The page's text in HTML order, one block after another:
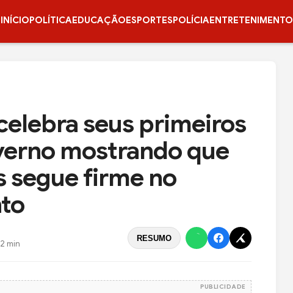
INÍCIOPOLÍTICAEDUCAÇÃOESPORTESPOLÍCIAENTRETENIMENTO
seus primeiros
mostrando que
segue firme no
min
RESUMO
PUBLICIDADE